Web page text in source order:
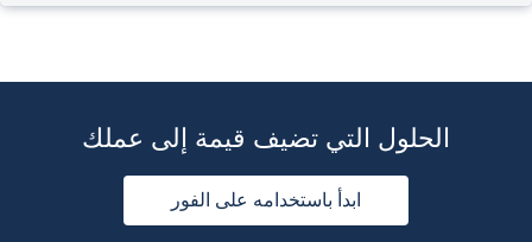
الحلول التي تضيف قيمة إلى عملك
ابدأ باستخدامه على الفور